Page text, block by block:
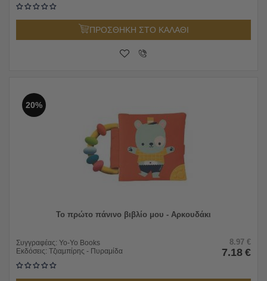
ΠΡΟΣΘΗΚΗ ΣΤΟ ΚΑΛΑΘΙ
20%
Το πρώτο πάνινο βιβλίο μου - Αρκουδάκι
Συγγραφέας: Yo-Yo Books
Εκδόσεις: Τζιαμπίρης - Πυραμίδα
8.97 €
7.18 €